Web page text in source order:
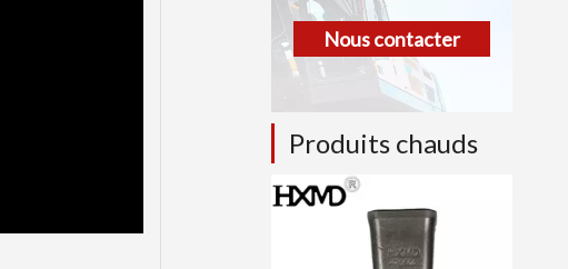
Nous contacter
Produits chauds